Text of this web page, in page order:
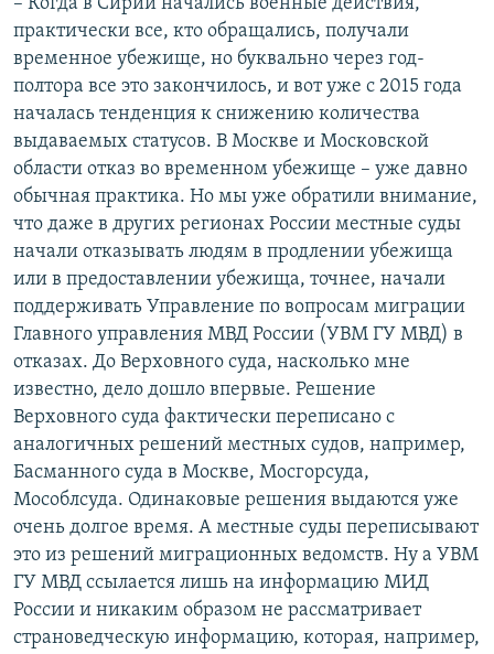
практически все, кто обращались, получали
временное убежище, но буквально через год-
полтора все это закончилось, и вот уже с 2015 года
началась тенденция к снижению количества
выдаваемых статусов. В Москве и Московской
области отказ во временном убежище – уже давно
обычная практика. Но мы уже обратили внимание,
что даже в других регионах России местные суды
начали отказывать людям в продлении убежища
или в предоставлении убежища, точнее, начали
поддерживать Управление по вопросам миграции
Главного управления МВД России (УВМ ГУ МВД) в
отказах. До Верховного суда, насколько мне
известно, дело дошло впервые. Решение
Верховного суда фактически переписано с
аналогичных решений местных судов, например,
Басманного суда в Москве, Мосгорсуда,
Мособлсуда. Одинаковые решения выдаются уже
очень долгое время. А местные суды переписывают
это из решений миграционных ведомств. Ну а УВМ
ГУ МВД ссылается лишь на информацию МИД
России и никаким образом не рассматривает
страноведческую информацию, которая, например,